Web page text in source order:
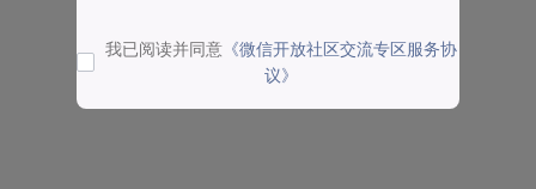
我已阅读并同意 《微信开放社区交流专区服务协
议》